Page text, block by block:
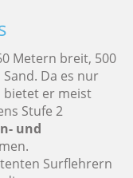
Metern breit, 500
Da es nur
bietet er meist
Stufe 2
und
Surflehrern